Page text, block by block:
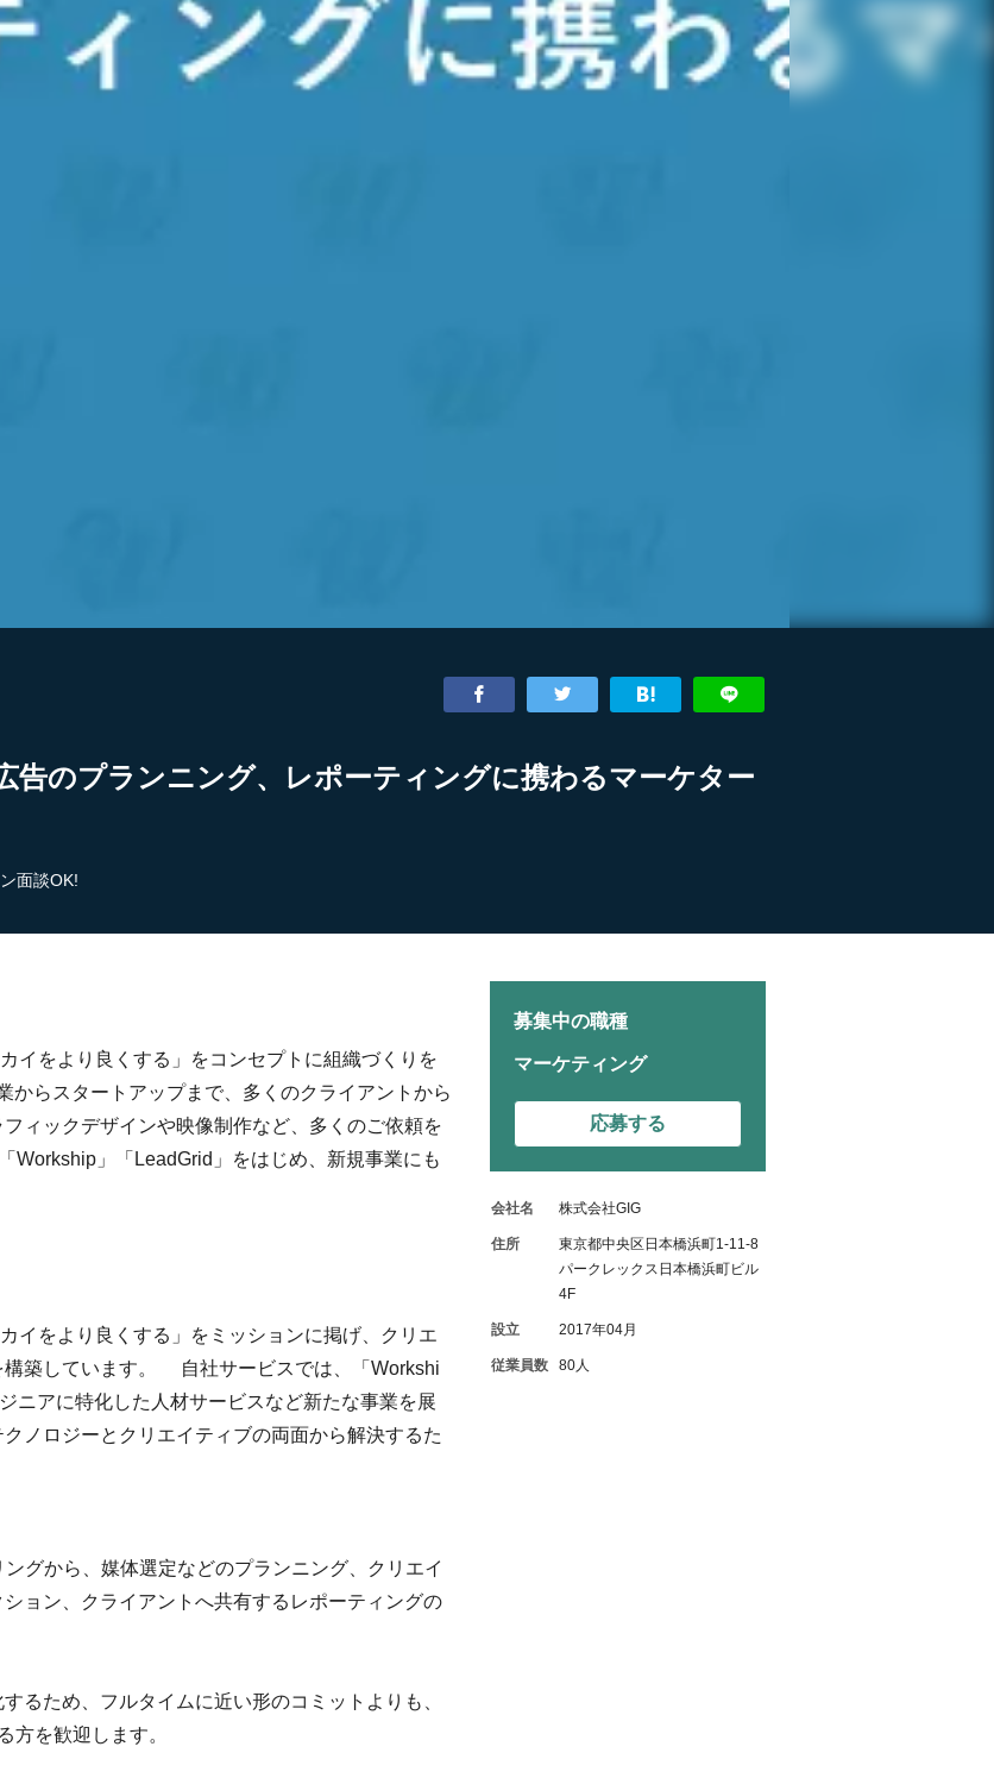
告のプランニング、レポーティングに携わるマーケター
面談OK!
イをより良くする」をコンセプトに組織づくりを
らスタートアップまで、多くのクライアントから
ィックデザインや映像制作など、多くのご依頼を
Workship」「LeadGrid」をはじめ、新規事業にも
イをより良くする」をミッションに掲げ、クリエ
構築しています。 自社サービスでは、「Workshi
ニアに特化した人材サービスなど新たな事業を展
ノロジーとクリエイティブの両面から解決するた
グから、媒体選定などのプランニング、クリエイ
ョン、クライアントへ共有するレポーティングの
るため、フルタイムに近い形のコミットよりも、
方を歓迎します。
募集中の職種
マーケティング
応募する
会社名 株式会社GIG
住所
東京都中央区日本橋浜町1-11-8
パークレックス日本橋浜町ビル
4F
設立 2017年04月
従業員数 80人